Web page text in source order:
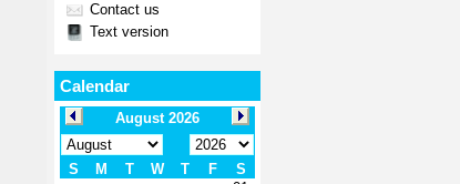
Contact us
Text version
Calendar